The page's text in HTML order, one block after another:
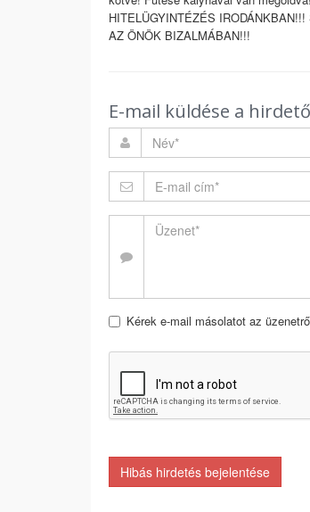
HITELÜGYINTÉZÉS
AZ ÖNÖK BIZALMÁBAN!!!
E-mail küldése a
Kérek e-mail másolatot az
Hibás hirdetés bejelentése